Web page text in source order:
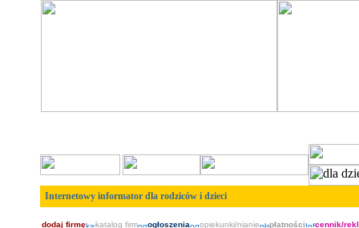
Internetowy informator dla rodziców i dzieci
dodaj firmę katalog firm ogłoszenia opiekunki/nianie płatności
cennik/